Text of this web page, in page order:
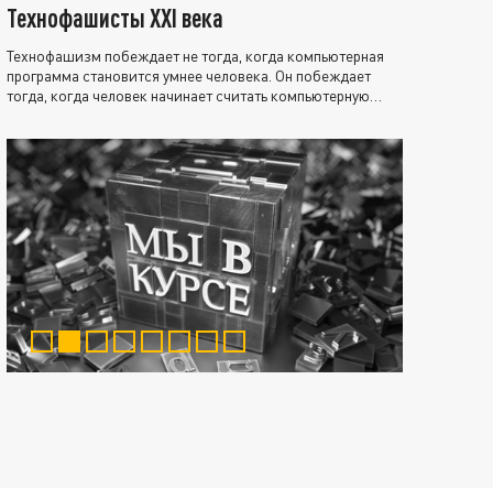
Технофашисты XXI века
Технофашизм побеждает не тогда, когда компьютерная
программа становится умнее человека. Он побеждает
тогда, когда человек начинает считать компьютерную